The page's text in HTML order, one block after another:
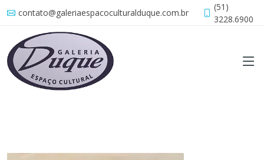
contato@galeriaespacoculturalduque.com.br
(51)
3228.6900